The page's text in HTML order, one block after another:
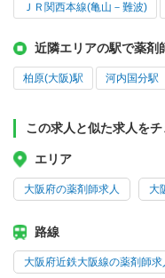
ＪＲ関西本線(亀山－難波)
近隣エリアの駅で薬剤
柏原(大阪)駅 河内国分駅
この求人と似た求人をチ
エリア
大阪府の薬剤師求人 大
路線
大阪府近鉄大阪線の薬剤師求